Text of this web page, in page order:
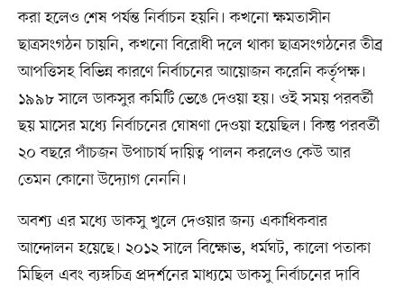
করা হলেও শেষ পর্যন্ত নির্বাচন হয়নি। কখনো ক্ষমতাসীন
ছাত্রসংগঠন চায়নি, কখনো বিরোধী দলে থাকা ছাত্রসংগঠনের তীব্র
আপত্তিসহ বিভিন্ন কারণে নির্বাচনের আয়োজন করেনি কর্তৃপক্ষ।
১৯৯৮ সালে ডাকসুর কমিটি ভেঙে দেওয়া হয়। ওই সময় পরবর্তী
ছয় মাসের মধ্যে নির্বাচনের ঘোষণা দেওয়া হয়েছিল। কিন্তু পরবর্তী
২০ বছরে পাঁচজন উপাচার্য দায়িত্ব পালন করলেও কেউ আর
তেমন কোনো উদ্যোগ নেননি।
অবশ্য এর মধ্যে ডাকসু খুলে দেওয়ার জন্য একাধিকবার
আন্দোলন হয়েছে। ২০১২ সালে বিক্ষোভ, ধর্মঘট, কালো পতাকা
মিছিল এবং ব্যঙ্গচিত্র প্রদর্শনের মাধ্যমে ডাকসু নির্বাচনের দাবি